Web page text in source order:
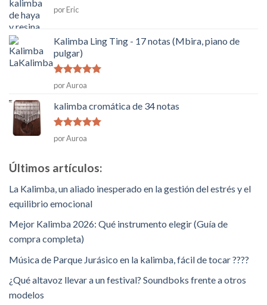
por Eric
Kalimba Ling Ting - 17 notas (Mbira, piano de
pulgar)
Rated5de
5
por Auroa
kalimba cromática de 34 notas
Rated5de
5
por Auroa
Últimos artículos:
La Kalimba, un aliado inesperado en la gestión del estrés y el
equilibrio emocional
Mejor Kalimba 2026: Qué instrumento elegir (Guía de
compra completa)
Música de Parque Jurásico en la kalimba, fácil de tocar ????
¿Qué altavoz llevar a un festival? Soundboks frente a otros
modelos